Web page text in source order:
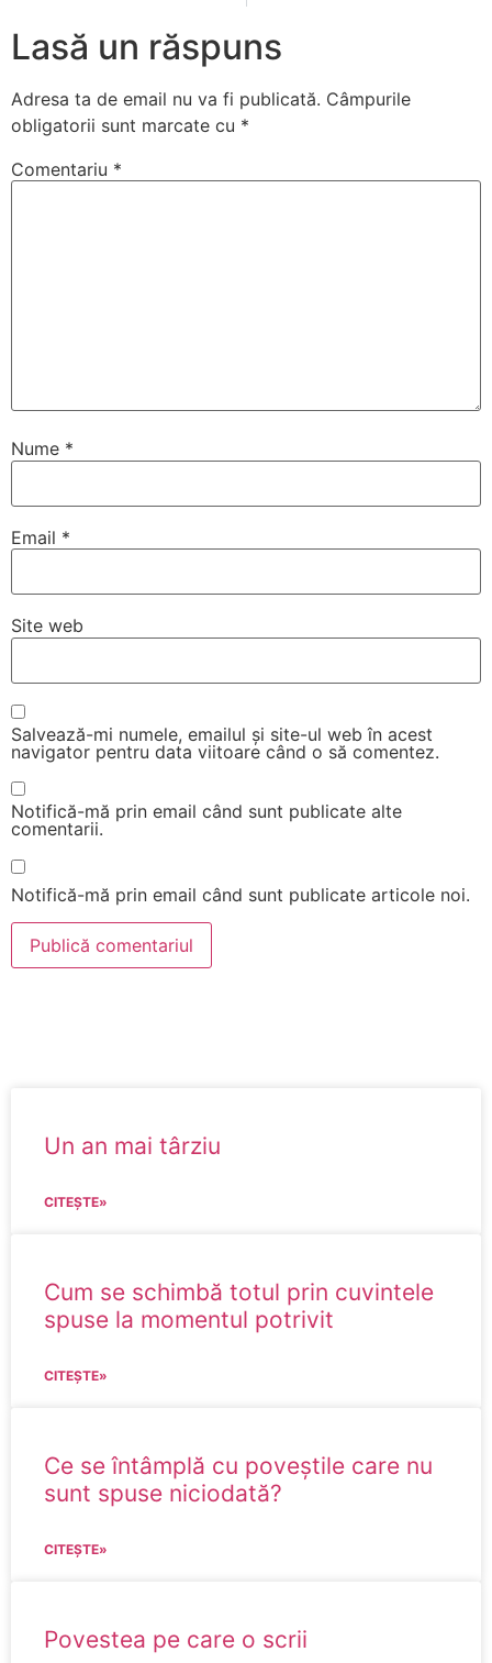
Lasă un răspuns
Adresa ta de email nu va fi publicată. Câmpurile
obligatorii sunt marcate cu *
Comentariu *
Nume *
Email *
Site web
Salvează-mi numele, emailul și site-ul web în acest
navigator pentru data viitoare când o să comentez.
Notifică-mă prin email când sunt publicate alte
comentarii.
Notifică-mă prin email când sunt publicate articole noi.
Un an mai târziu
CITEȘTE»
Cum se schimbă totul prin cuvintele
spuse la momentul potrivit
CITEȘTE»
Ce se întâmplă cu poveștile care nu
sunt spuse niciodată?
CITEȘTE»
Povestea pe care o scrii